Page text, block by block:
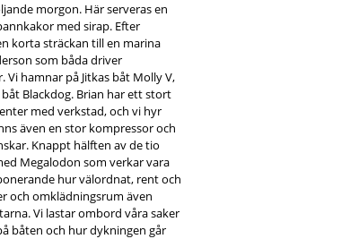
morgon. Här serveras en
med sirap. Efter
korta sträckan till en marina
som båda driver
hamnar på Jitkas båt Molly V,
Blackdog. Brian har ett stort
med verkstad, och vi hyr
även en stor kompressor och
Knappt hälften av de tio
Megalodon som verkar vara
hur välordnat, rent och
och omklädningsrum även
Vi lastar ombord våra saker
båten och hur dykningen går